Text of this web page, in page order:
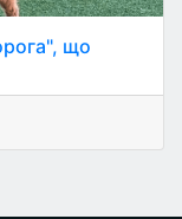
що